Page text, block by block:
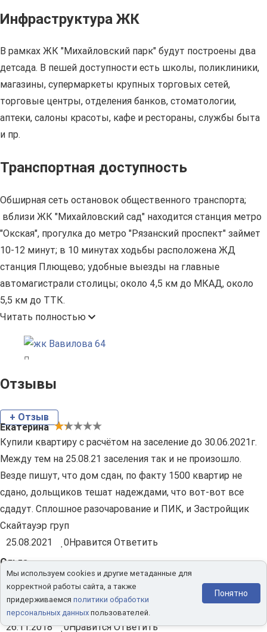
Инфраструктура ЖК
В рамках ЖК "Михайловский парк" будут построены два
детсада. В пешей доступности есть школы, поликлиники,
магазины, супермаркеты крупных торговых сетей,
торговые центры, отделения банков, стоматологии,
аптеки, салоны красоты, кафе и рестораны, службы быта
и пр.
Транспортная доступность
Обширная сеть остановок общественного транспорта;
вблизи ЖК "Михайловский сад" находится станция метро
"Окская", прогулка до метро "Рязанский проспект" займет
10-12 минут; в 10 минутах ходьбы расположена ЖД
станция Плющево; удобные выезды на главные
автомагистрали столицы; около 4,5 км до МКАД, около
5,5 км до ТТК.
Читать полностью
Отзывы
+ Отзыв
Екатерина
Купили квартиру с расчётом на заселение до 30.06.2021г.
Между тем на 25.08.21 заселения так и не произошло.
Везде пишут, что дом сдан, по факту 1500 квартир не
сдано, дольщиков тешат надеждами, что вот-вот все
сдадут. Сплошное разочарование и ПИК, и Застройщик
Скайтауэр груп
25.08.2021
0Нравится Ответить
Ольга
Михайловский парк – очередное нагромождение унылых
жилых коробок в окружении дорожных пробок. Мой
совет - любой другой ЖК, только не этот.
26.11.2018
0Нравится Ответить
Мы используем cookies и другие метаданные для
корректной работы сайта, а также
придерживаемся политики обработки
персональных данных пользователей.
Понятно